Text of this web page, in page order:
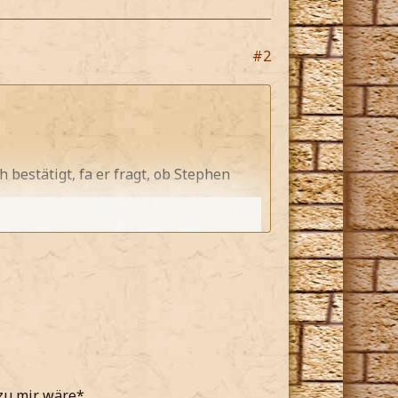
#2
bestätigt, fa er fragt, ob Stephen
ist*